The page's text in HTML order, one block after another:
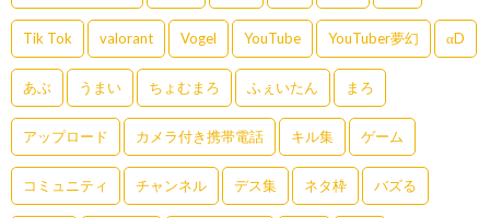
Tik Tok valorant Vogel YouTube YouTuber夢幻 αD
あぶ うまい ちょむまろ ふぇいたん まろ
アップロード カメラ付き携帯電話 キル集 ゲーム
コミュニティ チャンネル デス集 ネタ枠 バズる